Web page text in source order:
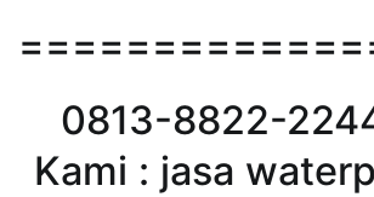
0813-8822-
Kami : jasa